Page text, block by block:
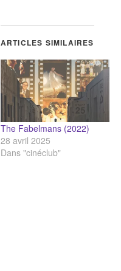
ARTICLES SIMILAIRES
The Fabelmans (2022)
28 avril 2025
Dans "cinéclub"